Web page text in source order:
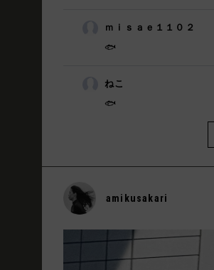
ｍｉｓａｅ１１０２
🐟
ねこ
🐟️
amikusakari